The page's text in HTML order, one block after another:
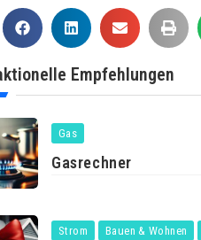
Empfehlungen
Gas
Gasrechner
Strom Bauen & Wohnen